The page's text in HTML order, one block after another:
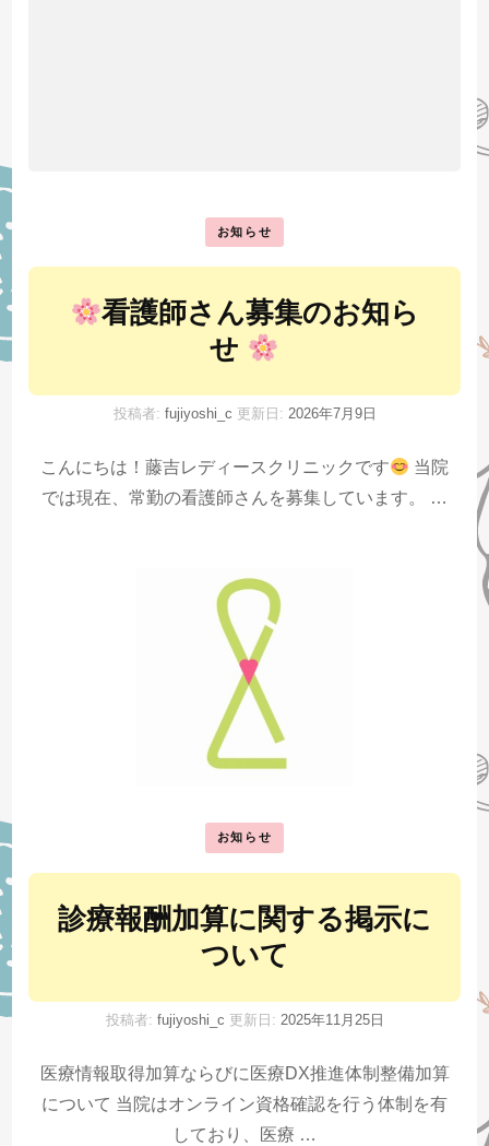
お知らせ
看護師さん募集のお知ら
せ
投稿者: fujiyoshi_c 更新日: 2026年7月9日
こんにちは！藤吉レディースクリニックです
当院
では現在、常勤の看護師さんを募集しています。 …
お知らせ
診療報酬加算に関する掲示に
ついて
投稿者: fujiyoshi_c 更新日: 2025年11月25日
医療情報取得加算ならびに医療DX推進体制整備加算
について 当院はオンライン資格確認を行う体制を有
しており、医療 …